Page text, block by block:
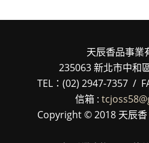
天辰香品事業
235063 新北市中和
TEL：(02) 2947-7357 /
信箱 :
Copyright © 2018 天辰